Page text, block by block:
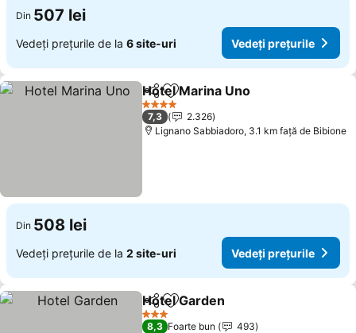
Din 507 lei
Vedeți prețurile de la 6 site-uri Vedeți prețurile
DistribuițiAdăugaţi la favorite
Hotel Marina Uno
4 Stele
7,3
2.326
Lignano Sabbiadoro, 3.1 km faţă de Bibione
Din 508 lei
Vedeți prețurile de la 2 site-uri Vedeți prețurile
DistribuițiAdăugaţi la favorite
Hotel Garden
3 Stele
8,3 Foarte bun
493